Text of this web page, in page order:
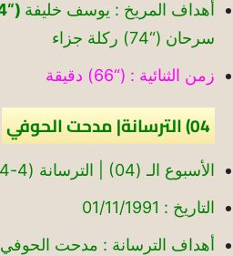
أهداف المريخ : يوسف خليفة (“14،”80)
سرحان (“74) ركلة جزاء
زمن الثنائية : (“66) دقيقة
04) الترسانة| مدحت الحوفي
الأسبوع الـ (04) | الترسانة (4-4) السكة الحديد
التاريخ : 01/11/1991
أهداف الترسانة : مدحت الحوفي